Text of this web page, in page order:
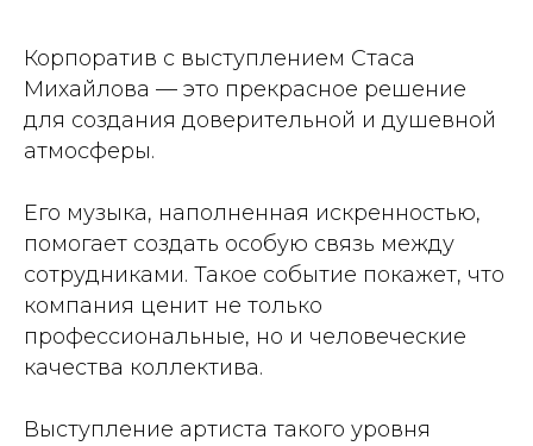
Корпоратив с выступлением Стаса
Михайлова — это прекрасное решение
для создания доверительной и душевной
атмосферы.
Его музыка, наполненная искренностью,
помогает создать особую связь между
сотрудниками. Такое событие покажет, что
компания ценит не только
профессиональные, но и человеческие
качества коллектива.
Выступление артиста такого уровня